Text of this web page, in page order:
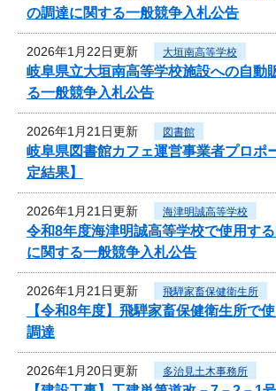
の調達に関する一般競争入札公告
2026年1月22日更新 大垣南高等学校
岐阜県立大垣南高等学校施設への自動
る一般競争入札公告
2026年1月21日更新 図書館
岐阜県図書館カフェ運営事業者プロポ
定結果】
2026年1月21日更新 海津明誠高等学校
令和8年度海津明誠高等学校で使用す
に関する一般競争入札公告
2026年1月21日更新 飛騨家畜保健衛生所
【令和8年度】飛騨家畜保健衛生所で
調達
2026年1月20日更新 多治見土木事務所